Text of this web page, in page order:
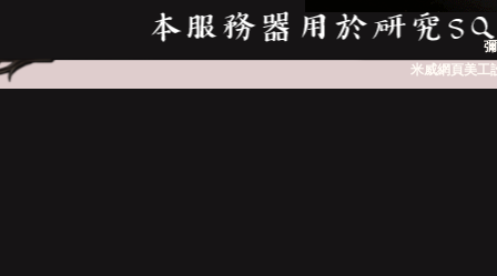
米威網頁美工